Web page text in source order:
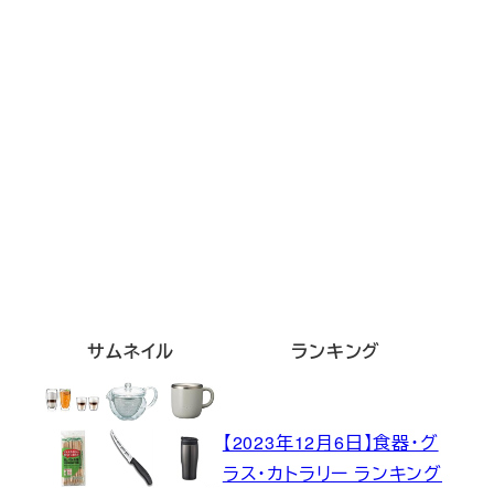
サムネイル ランキング
【2023年12月6日】食器・グ
ラス・カトラリー ランキング